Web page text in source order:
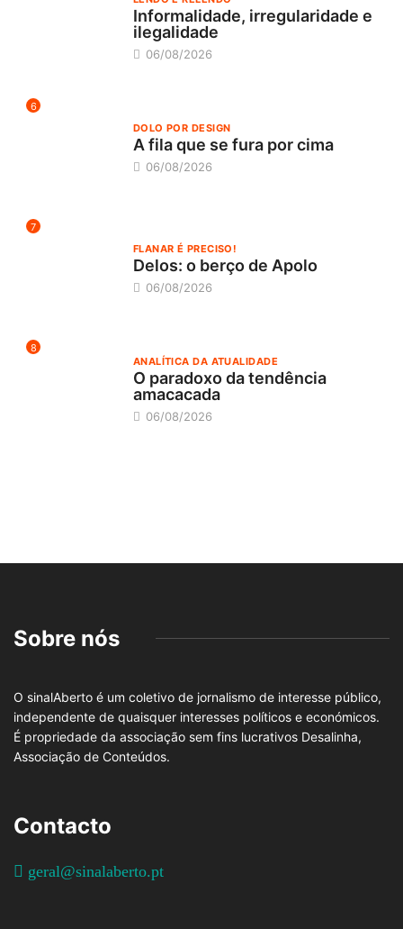
Informalidade, irregularidade e
ilegalidade
06/08/2026
6
DOLO POR DESIGN
A fila que se fura por cima
06/08/2026
7
FLANAR É PRECISO!
Delos: o berço de Apolo
06/08/2026
8
ANALÍTICA DA ATUALIDADE
O paradoxo da tendência
amacacada
06/08/2026
Sobre nós
O sinalAberto é um coletivo de jornalismo de interesse público,
independente de quaisquer interesses políticos e económicos.
É propriedade da associação sem fins lucrativos Desalinha,
Associação de Conteúdos.
Contacto
geral@sinalaberto.pt